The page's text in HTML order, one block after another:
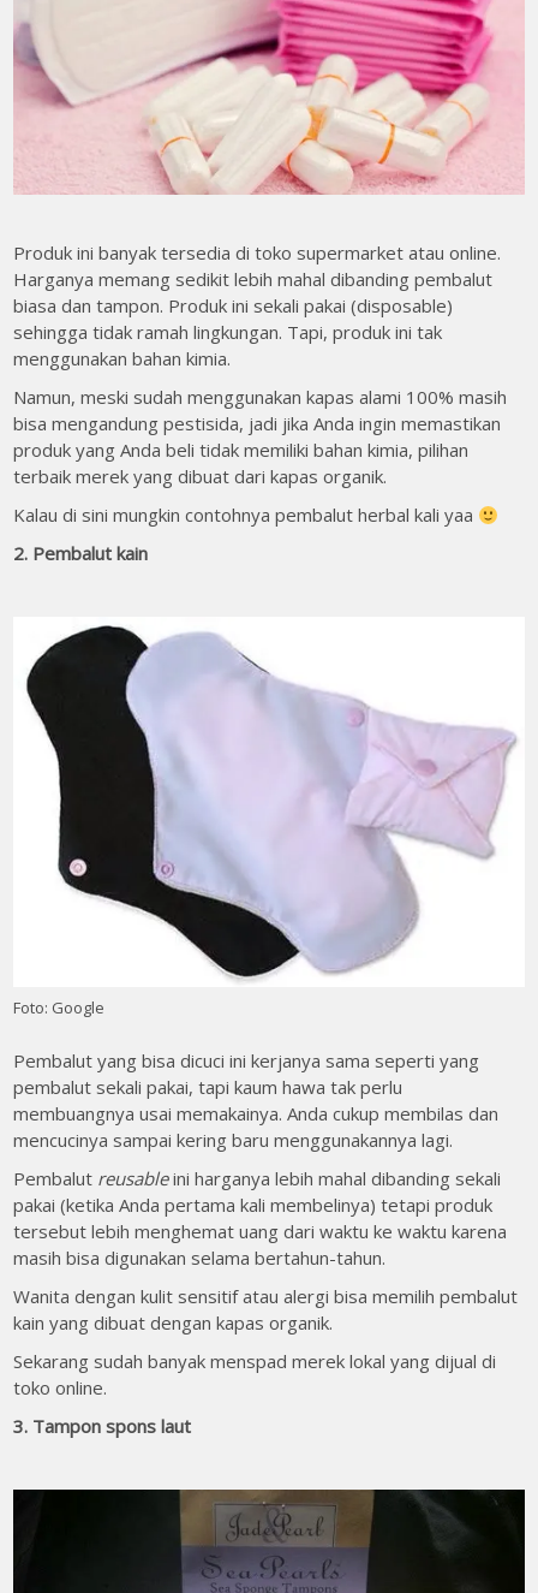
Produk ini banyak tersedia di toko supermarket atau online.
Harganya memang sedikit lebih mahal dibanding pembalut
biasa dan tampon. Produk ini sekali pakai (disposable)
sehingga tidak ramah lingkungan. Tapi, produk ini tak
menggunakan bahan kimia.
Namun, meski sudah menggunakan kapas alami 100% masih
bisa mengandung pestisida, jadi jika Anda ingin memastikan
produk yang Anda beli tidak memiliki bahan kimia, pilihan
terbaik merek yang dibuat dari kapas organik.
Kalau di sini mungkin contohnya pembalut herbal kali yaa
2. Pembalut kain
Foto: Google
Pembalut yang bisa dicuci ini kerjanya sama seperti yang
pembalut sekali pakai, tapi kaum hawa tak perlu
membuangnya usai memakainya. Anda cukup membilas dan
mencucinya sampai kering baru menggunakannya lagi.
Pembalut reusableini harganya lebih mahal dibanding sekali
pakai (ketika Anda pertama kali membelinya) tetapi produk
tersebut lebih menghemat uang dari waktu ke waktu karena
masih bisa digunakan selama bertahun-tahun.
Wanita dengan kulit sensitif atau alergi bisa memilih pembalut
kain yang dibuat dengan kapas organik.
Sekarang sudah banyak menspad merek lokal yang dijual di
toko online.
3. Tampon spons laut